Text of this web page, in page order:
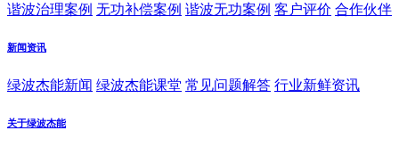
谐波治理案例 无功补偿案例 谐波无功案例 客户评价 合作伙伴
新闻资讯
绿波杰能新闻 绿波杰能课堂 常见问题解答 行业新鲜资讯
关于绿波杰能